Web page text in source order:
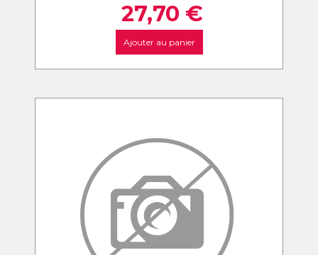
27,70 €
Ajouter au panier